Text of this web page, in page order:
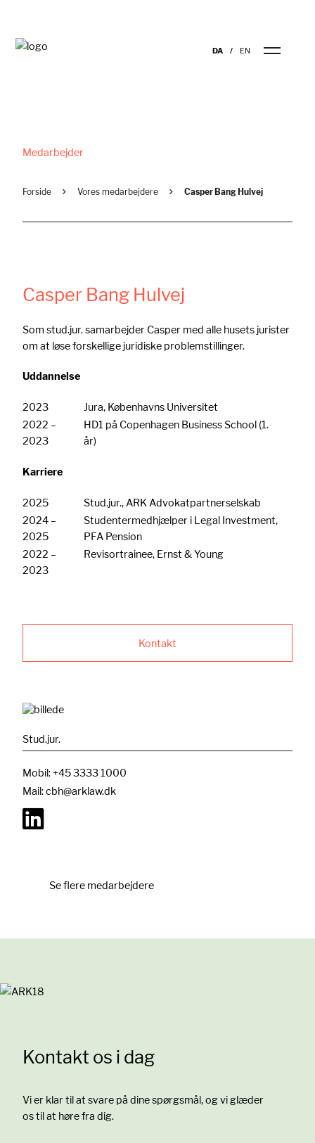
DA EN
Medarbejder
Forside Vores medarbejdere Casper Bang Hulvej
Casper Bang Hulvej
Som stud.jur. samarbejder Casper med alle husets jurister
om at løse forskellige juridiske problemstillinger.
Uddannelse
2023
Jura, Københavns Universitet
2022 –
2023
HD1 på Copenhagen Business School (1.
år)
Karriere
2025
Stud.jur., ARK Advokatpartnerselskab
2024 –
2025
Studentermedhjælper i Legal Investment,
PFA Pension
2022 –
2023
Revisortrainee, Ernst & Young
Kontakt
Stud.jur.
Mobil: +45 3333 1000
Mail:cbh@arklaw.dk
Se flere medarbejdere
Kontakt os i dag
Vi er klar til at svare på dine spørgsmål, og vi glæder
os til at høre fra dig.